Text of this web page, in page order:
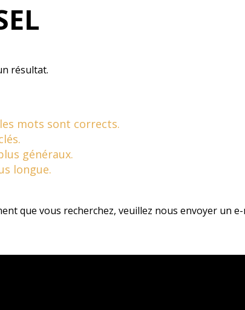
résultat.
mots sont corrects.
généraux.
longue.
que vous recherchez, veuillez nous envoyer un